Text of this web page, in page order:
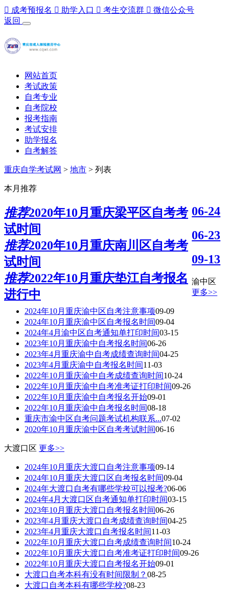
 成考预报名  助学入口  考生交流群  微信公众号
返回
网站首页
考试政策
自考专业
自考院校
报考指南
考试安排
助学报名
自考解答
重庆自学考试网 > 地市 > 列表
本月推荐
推荐2020年10月重庆梁平区自考考
试时间
06-24
推荐2020年10月重庆南川区自考考
试时间
06-23
推荐2022年10月重庆垫江自考报名
进行中
09-13
渝中区
更多>>
2024年10月重庆渝中区自考注意事项09-09
2024年10月重庆渝中区自考报名时间09-04
2024年4月渝中区自考通知单打印时间03-15
2023年10月重庆渝中自考报名时间06-26
2023年4月重庆渝中自考成绩查询时间04-25
2023年4月重庆渝中自考报名时间11-03
2022年10月重庆渝中自考成绩查询时间10-24
2022年10月重庆渝中自考准考证打印时间09-26
2022年10月重庆渝中自考报名开始09-01
2022年10月重庆渝中自考报名时间08-18
重庆市渝中区自考问题考试机构联系...07-02
2020年10月重庆渝中区自考考试时间06-16
大渡口区 更多>>
2024年10月重庆大渡口自考注意事项09-14
2024年10月重庆大渡口区自考报名时间09-04
2024年大渡口自考有哪些学校可以报考?06-06
2024年4月大渡口区自考通知单打印时间03-15
2023年10月重庆大渡口自考报名时间06-26
2023年4月重庆大渡口自考成绩查询时间04-25
2023年4月重庆大渡口自考报名时间11-03
2022年10月重庆大渡口自考成绩查询时间10-24
2022年10月重庆大渡口自考准考证打印时间09-26
2022年10月重庆大渡口自考报名开始09-01
大渡口自考本科有没有时间限制？ 08-25
大渡口自考本科有哪些学校?08-23